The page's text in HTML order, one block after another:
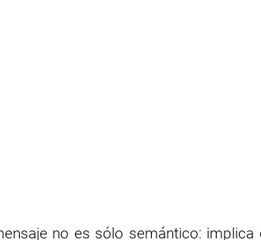
no es sólo semántico: implica